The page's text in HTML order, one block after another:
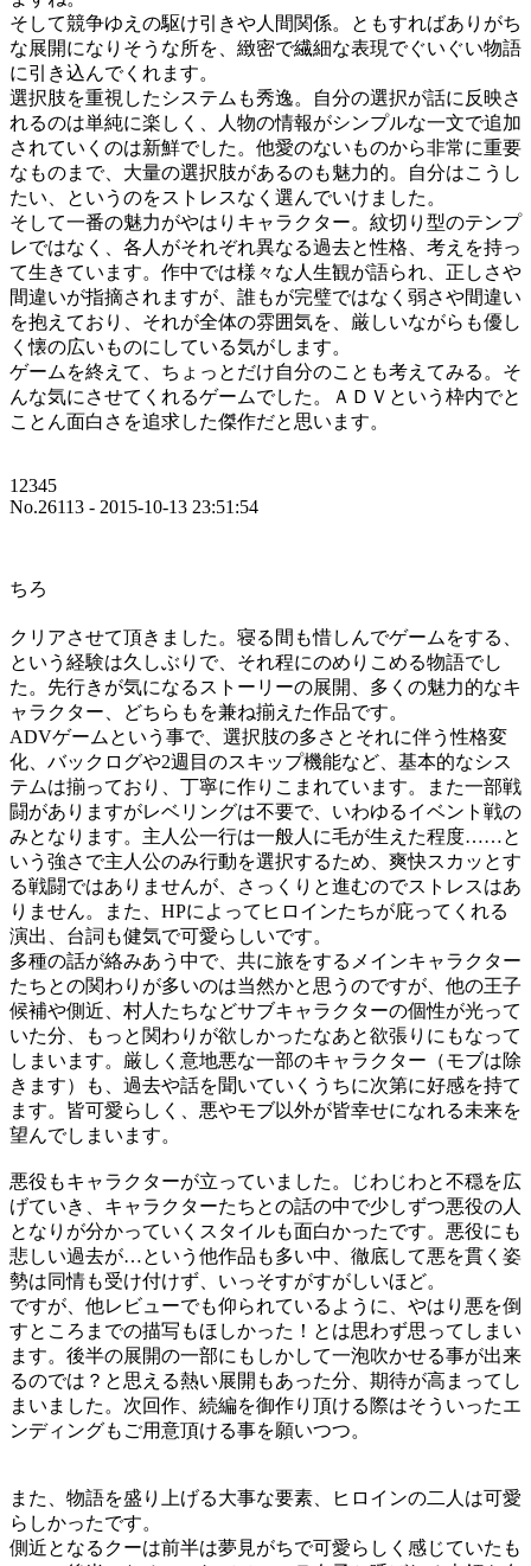
そして競争ゆえの駆け引きや人間関係。ともすればありがち
な展開になりそうな所を、緻密で繊細な表現でぐいぐい物語
に引き込んでくれます。
選択肢を重視したシステムも秀逸。自分の選択が話に反映さ
れるのは単純に楽しく、人物の情報がシンプルな一文で追加
されていくのは新鮮でした。他愛のないものから非常に重要
なものまで、大量の選択肢があるのも魅力的。自分はこうし
たい、というのをストレスなく選んでいけました。
そして一番の魅力がやはりキャラクター。紋切り型のテンプ
レではなく、各人がそれぞれ異なる過去と性格、考えを持っ
て生きています。作中では様々な人生観が語られ、正しさや
間違いが指摘されますが、誰もが完璧ではなく弱さや間違い
を抱えており、それが全体の雰囲気を、厳しいながらも優し
く懐の広いものにしている気がします。
ゲームを終えて、ちょっとだけ自分のことも考えてみる。そ
んな気にさせてくれるゲームでした。ＡＤＶという枠内でと
ことん面白さを追求した傑作だと思います。
12345
No.26113 - 2015-10-13 23:51:54
ちろ
クリアさせて頂きました。寝る間も惜しんでゲームをする、
という経験は久しぶりで、それ程にのめりこめる物語でし
た。先行きが気になるストーリーの展開、多くの魅力的なキ
ャラクター、どちらもを兼ね揃えた作品です。
ADVゲームという事で、選択肢の多さとそれに伴う性格変
化、バックログや2週目のスキップ機能など、基本的なシス
テムは揃っており、丁寧に作りこまれています。また一部戦
闘がありますがレベリングは不要で、いわゆるイベント戦の
みとなります。主人公一行は一般人に毛が生えた程度……と
いう強さで主人公のみ行動を選択するため、爽快スカッとす
る戦闘ではありませんが、さっくりと進むのでストレスはあ
りません。また、HPによってヒロインたちが庇ってくれる
演出、台詞も健気で可愛らしいです。
多種の話が絡みあう中で、共に旅をするメインキャラクター
たちとの関わりが多いのは当然かと思うのですが、他の王子
候補や側近、村人たちなどサブキャラクターの個性が光って
いた分、もっと関わりが欲しかったなあと欲張りにもなって
しまいます。厳しく意地悪な一部のキャラクター（モブは除
きます）も、過去や話を聞いていくうちに次第に好感を持て
ます。皆可愛らしく、悪やモブ以外が皆幸せになれる未来を
望んでしまいます。
悪役もキャラクターが立っていました。じわじわと不穏を広
げていき、キャラクターたちとの話の中で少しずつ悪役の人
となりが分かっていくスタイルも面白かったです。悪役にも
悲しい過去が…という他作品も多い中、徹底して悪を貫く姿
勢は同情も受け付けず、いっそすがすがしいほど。
ですが、他レビューでも仰られているように、やはり悪を倒
すところまでの描写もほしかった！とは思わず思ってしまい
ます。後半の展開の一部にもしかして一泡吹かせる事が出来
るのでは？と思える熱い展開もあった分、期待が高まってし
まいました。次回作、続編を御作り頂ける際はそういったエ
ンディングもご用意頂ける事を願いつつ。
また、物語を盛り上げる大事な要素、ヒロインの二人は可愛
らしかったです。
側近となるクーは前半は夢見がちで可愛らしく感じていたも